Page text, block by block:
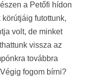
a Petőfi hídon
futottunk,
volt, de minket
vissza az
továbbra
fogom bírni?